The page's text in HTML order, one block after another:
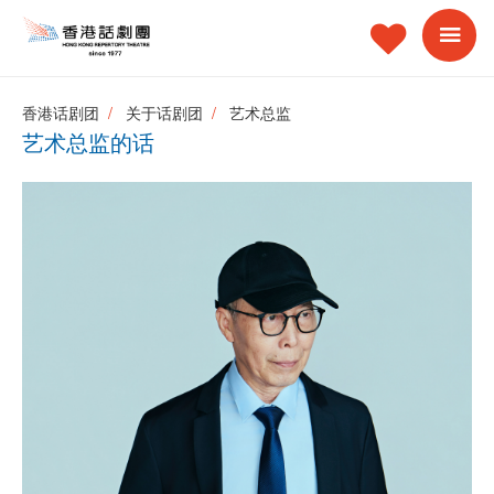
香港话剧团 关于话剧团 艺术总监
艺术总监的话